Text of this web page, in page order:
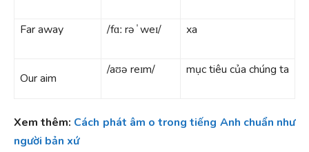
Far away /fɑː rəˈweɪ/ xa
Our aim
/aʊə reɪm/ mục tiêu của chúng ta
Xem thêm: Cách phát âm o trong tiếng Anh chuẩn như
người bản xứ